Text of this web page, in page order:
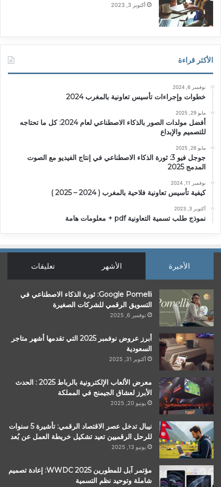
أكتوبر 3, 2023
الأكثر قراءة
نوفمبر 6, 2024
خطوات وإجراءات تأسيس تعاونية بالمغرب 2024
مايو 29, 2025
أفضل مولدات الصور بالذكاء الاصطناعي لعام 2024: كل ما تحتاجه
للتصميم والإبداع
مايو 26, 2025
جوجل فيو 3: ثورة الذكاء الاصطناعي في إنتاج الفيديو مع الصوت
المدمج 2025
نوفمبر 11, 2024
كيفية تأسيس تعاونية فلاحية بالمغرب ( 2024 – 2025 )
أكتوبر 3, 2023
نموذج طلب تسمية التعاونية pdf + معلومات هامة
الأخيرة الأشهر تعليقات
Google Pomelli: ثورة الذكاء الاصطناعي في
التسويق الرقمي للشركات الصغيرة
نوفمبر 6, 2025
أبرز عروض نوفمبر 2025 التي تقدمها أشهر متاجر
السعودية
أكتوبر 31, 2025
معرض الألعاب الإلكترونية بالرباط 2025 : الحدث
الأبرز لعشاق الجيمنج في المملكة
يونيو 20, 2025
نيبال تدخل عصر الاقتصاد الرقمي: تأشيرة 5 سنوات
للرحل الرقميين تعيد تشكيل خريطة العمل عن بُعد
يونيو 13, 2025
مؤتمر آبل للمطورين WWDC 2025: إعادة تصميم
شاملة وتوحيد نظم التسمية